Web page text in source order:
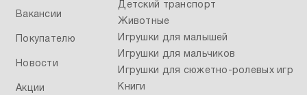
Вакансии
Покупателю
Новости
Акции
Детский транспорт
Животные
Игрушки для малышей
Игрушки для мальчиков
Игрушки для сюжетно-ролевых игр
Книги